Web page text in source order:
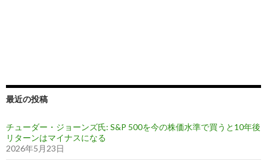
最近の投稿
チューダー・ジョーンズ氏: S&P 500を今の株価水準で買うと10年後
リターンはマイナスになる
2026年5月23日